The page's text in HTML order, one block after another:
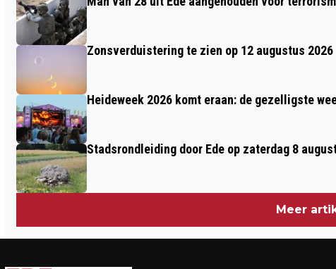
Zonsverduistering te zien op 12 augustus 2026
Heideweek 2026 komt eraan: de gezelligste
Stadsrondleiding door Ede op zaterdag 8
Meer